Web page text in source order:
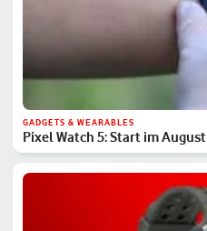
GADGETS & WEARABLES
Pixel Watch 5: Start im